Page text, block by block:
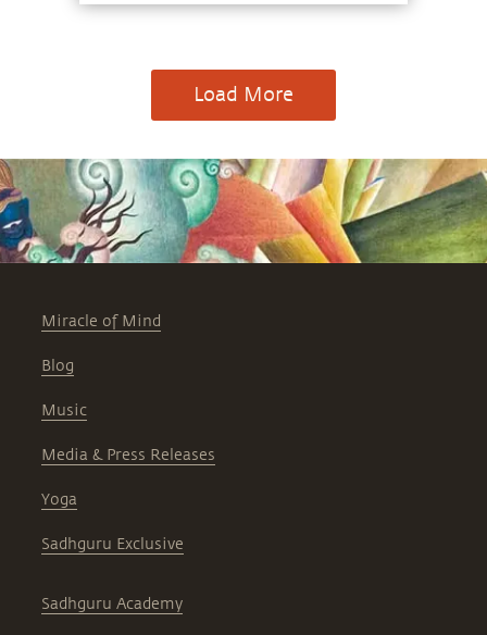
Load More
Miracle of Mind
Blog
Music
Media & Press Releases
Yoga
Sadhguru Exclusive
Sadhguru Academy